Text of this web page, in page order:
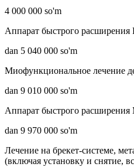
4 000 000 so'm
Аппарат быстрого расширения
dan 5 040 000 so'm
Миофункциональное лечение
dan 9 010 000 so'm
Аппарат быстрого расширения
dan 9 970 000 so'm
Лечение на брекет-системе,
(включая установку и снятие,